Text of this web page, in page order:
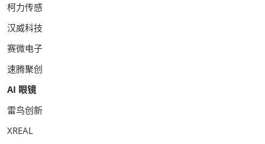
柯力传感
汉威科技
赛微电子
速腾聚创
AI 眼镜
雷鸟创新
XREAL